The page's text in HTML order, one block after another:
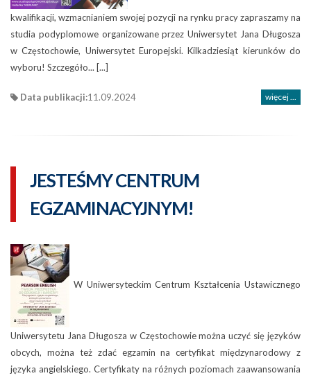
kwalifikacji, wzmacnianiem swojej pozycji na rynku pracy zapraszamy na
studia podyplomowe organizowane przez Uniwersytet Jana Długosza
w Częstochowie, Uniwersytet Europejski. Kilkadziesiąt kierunków do
wyboru! Szczegóło... [...]
Data publikacji:11.09.2024 więcej ...
JESTEŚMY CENTRUM
EGZAMINACYJNYM!
W Uniwersyteckim Centrum Kształcenia Ustawicznego
Uniwersytetu Jana Długosza w Częstochowie można uczyć się języków
obcych, można też zdać egzamin na certyfikat międzynarodowy z
języka angielskiego. Certyfikaty na różnych poziomach zaawansowania